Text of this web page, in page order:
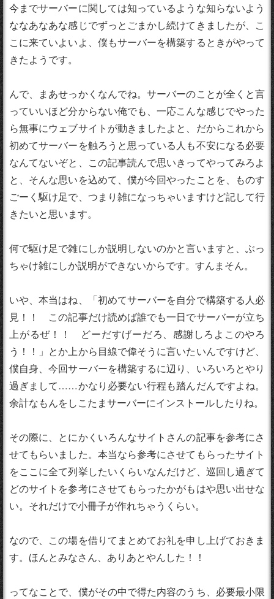
今までサーバーに関しては知っているような知らないよう
ななあなあな感じでずっとごまかし続けてきましたが、こ
こに来ていよいよ、僕もサーバーを構築するときがやって
きたようです。
んで、まあせっかくなんでね。サーバーのことが全くと言
っていいほど分からない俺でも、一応こんな感じでやった
ら無事にウェブサイトが動きましたよと、だからこれから
初めてサーバーを触ろうと思っている人も不安になる必要
なんてないぞと、この記事読んで思いきってやってみろよ
と、そんな思いを込めて、僕が今回やったことを、ものす
ごーく駆け足で、つまり雑になっちゃいますけど記して行
きたいと思います。
何で駆け足で雑にしか説明しないのかと言いますと、ぶっ
ちゃけ雑にしか説明ができないからです。すんまそん。
いや、本当はね、「初めてサーバーを自分で構築する人必
見！！ この記事だけ読めば誰でも一日でサーバーが立ち
上がるぜ！！ どーだすげーだろ、感謝しろよこのやろ
う！！」とか上から目線で偉そうに言いたいんですけど、
僕自身、今回サーバーを構築するに辺り、いろいろとやり
過ぎまして……かなり必要ない行程も踏んだんですよね。
余計なもんをしこたまサーバーにインストールしたりね。
その際に、とにかくいろんなサイトさんの記事を参考にさ
せてもらいました。本当なら参考にさせてもらったサイト
をここに全て列挙したいくらいなんだけど、巡回し過ぎて
どのサイトを参考にさせてもらったかがもはや思い出せな
い。それだけで小冊子が作れちゃうくらい。
なので、この場を借りてまとめてお礼を申し上げておきま
す。ほんとみなさん、ありあとやんした！！
ってなことで、僕がその中で得た内容のうち、必要最小限